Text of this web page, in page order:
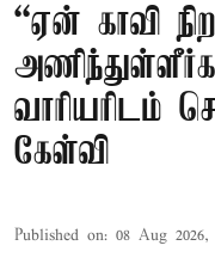
“ஏன் காவி
வாரியரிடம்
கேள்வி
Published on: 08 Aug 2026,